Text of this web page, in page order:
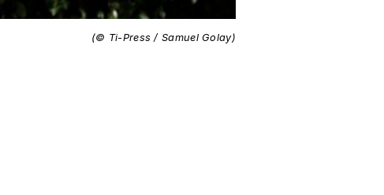
(© Ti-Press / Samuel Golay)